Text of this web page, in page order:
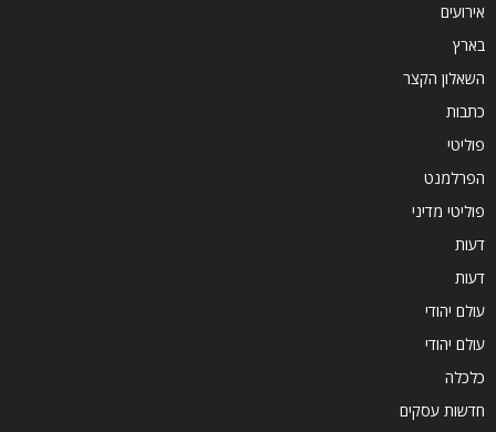
אירועים
בארץ
השאלון הקצר
כתבות
פוליטי
הפרלמנט
פוליטי מדיני
דעות
דעות
עולם יהודי
עולם יהודי
כלכלה
חדשות עסקים